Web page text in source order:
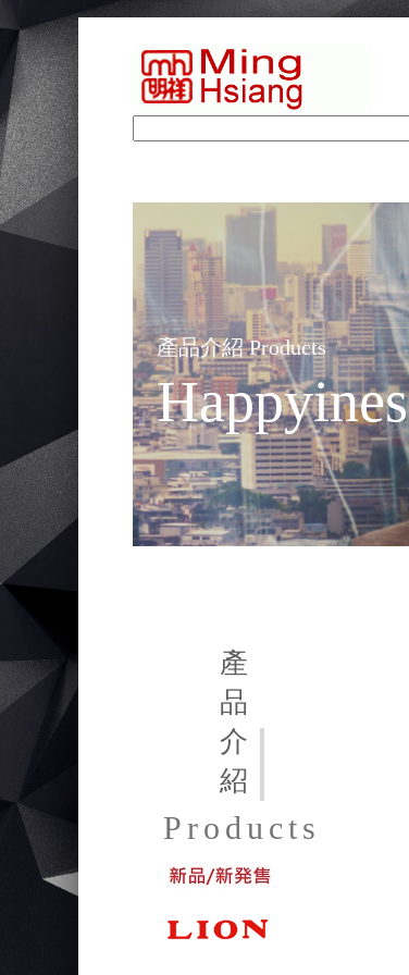
產品介紹 Products
產
品
介
紹
Products